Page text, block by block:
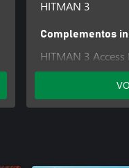
HITMAN 3
Complementos
HITMAN 3
First Season
HITMAN 3 Access
Upgrade